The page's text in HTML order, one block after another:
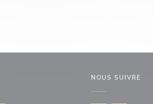
NOUS SUIVRE